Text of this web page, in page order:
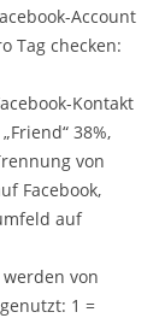
Account
Tag checken:
Kontakt
38%,
von
Facebook,
auf
werden von
1 =